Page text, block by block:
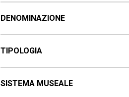
DENOMINAZIONE
TIPOLOGIA
SISTEMA MUSEALE